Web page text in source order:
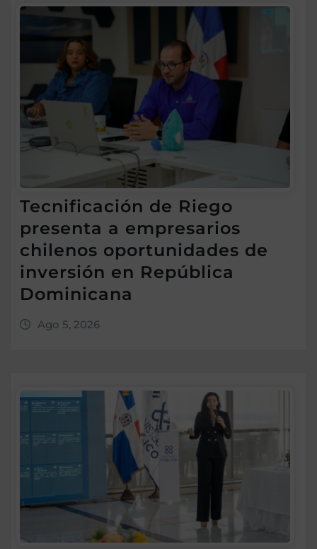
Tecnificación de Riego
presenta a empresarios
chilenos oportunidades de
inversión en República
Dominicana
Ago 5, 2026